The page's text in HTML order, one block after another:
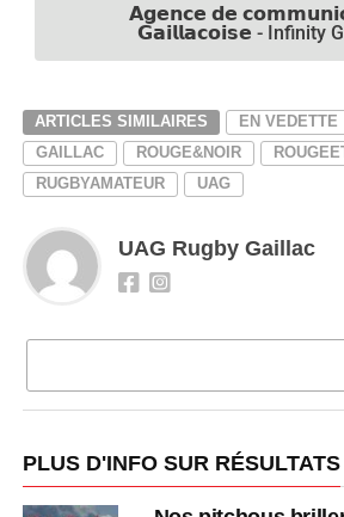
𝗔𝗴𝗲𝗻𝗰𝗲 𝗱𝗲
𝗚𝗮𝗶𝗹𝗹𝗮𝗰𝗼𝗶𝘀𝗲 - Infinity
ARTICLES SIMILAIRES EN VEDETTE
GAILLAC
ROUGE&NOIR
RUGBYAMATEUR
UAG
UAG Rugby Gaillac
PLUS D'INFO SUR RÉSULTATS